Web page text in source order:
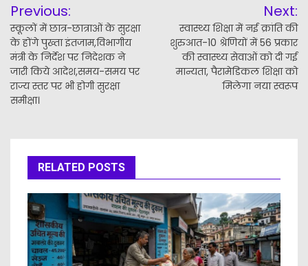
navigation
Previous:
स्कूलों में छात्र-छात्राओं के सुरक्षा
के होंगे पुख्ता इंतजाम,विभागीय
मंत्री के निर्देश पर निदेशक ने
जारी किये आदेश,समय-समय पर
राज्य स्तर पर भी होगी सुरक्षा
समीक्षा।
Next:
स्वास्थ्य शिक्षा में नई क्रांति की
शुरुआत-10 श्रेणियों में 56 प्रकार
की स्वास्थ्य सेवाओं को दी गई
मान्यता, पैरामेडिकल शिक्षा को
मिलेगा नया स्वरूप
RELATED POSTS